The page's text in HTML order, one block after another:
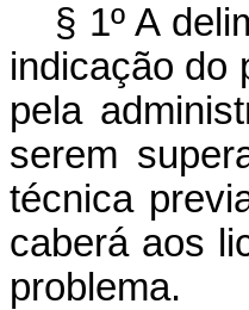
§ 1º A
indicação do
pela
serem
técnica
caberá aos
problema.